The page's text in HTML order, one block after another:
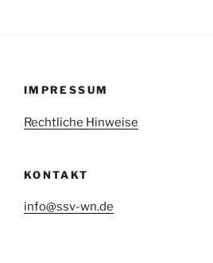
IMPRESSUM
Rechtliche Hinweise
KONTAKT
info@ssv-wn.de